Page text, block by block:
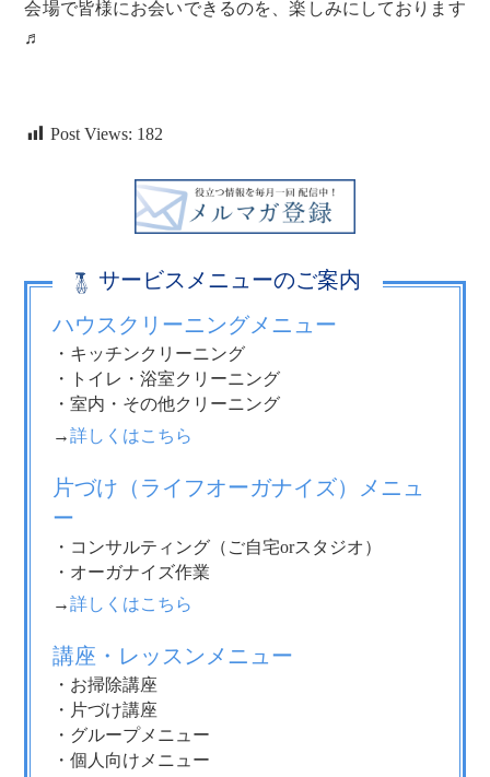
会場で皆様にお会いできるのを、楽しみにしております
♬
Post Views: 182
サービスメニューのご案内
ハウスクリーニングメニュー
・キッチンクリーニング
・トイレ・浴室クリーニング
・室内・その他クリーニング
→詳しくはこちら
片づけ（ライフオーガナイズ）メニュ
ー
・コンサルティング（ご自宅orスタジオ）
・オーガナイズ作業
→詳しくはこちら
講座・レッスンメニュー
・お掃除講座
・片づけ講座
・グループメニュー
・個人向けメニュー